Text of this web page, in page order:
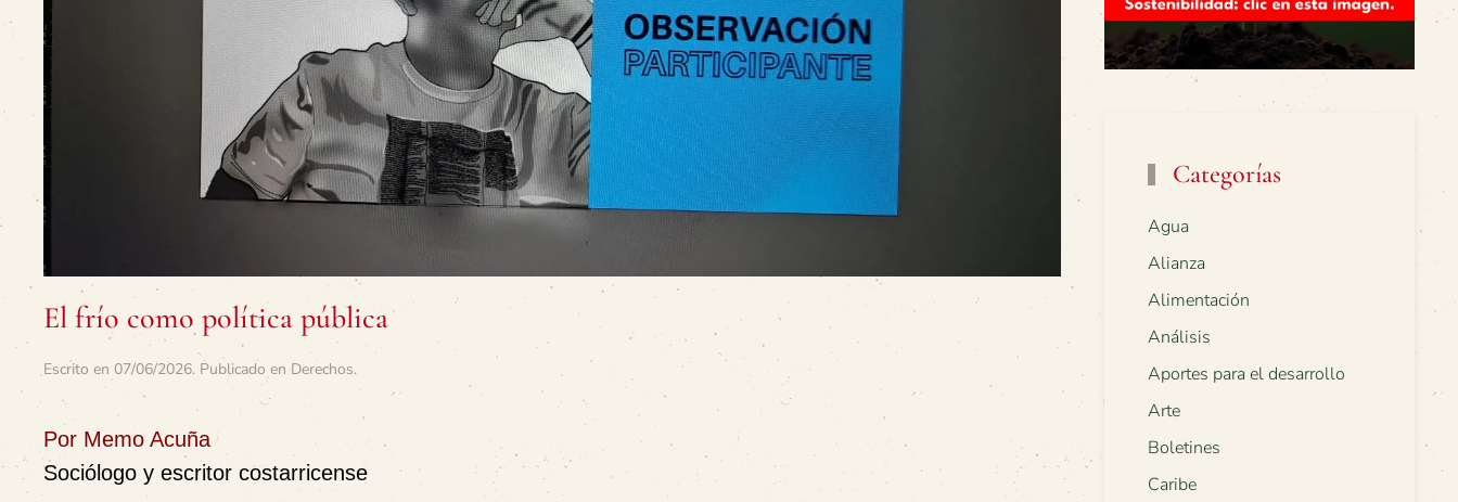
El frío como política pública
Escrito en 07/06/2026. Publicado enDerechos.
Por Memo Acuña
Sociólogo y escritor costarricense
Categorías
Agua
Alianza
Alimentación
Análisis
Aportes para el desarrollo
Arte
Boletines
Caribe